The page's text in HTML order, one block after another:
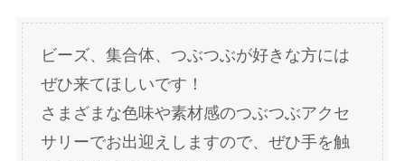
ビーズ、集合体、つぶつぶが好きな方には
ぜひ来てほしいです！
さまざまな色味や素材感のつぶつぶアクセ
サリーでお出迎えしますので、ぜひ手を触